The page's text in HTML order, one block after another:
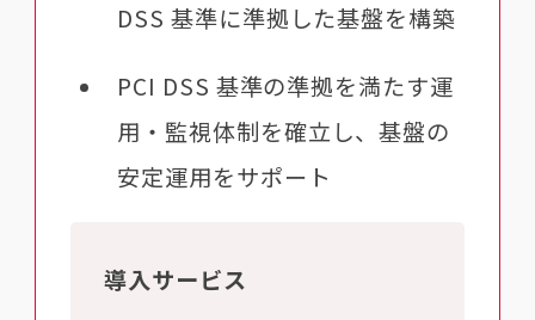
DSS 基準に準拠した基盤を構築
PCI DSS 基準の準拠を満たす運
用・監視体制を確立し、基盤の
安定運用をサポート
導入サービス